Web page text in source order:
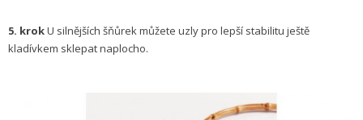
5. krokU silnějších šňůrek můžete uzly pro lepší stabilitu ještě
kladívkem sklepat naplocho.